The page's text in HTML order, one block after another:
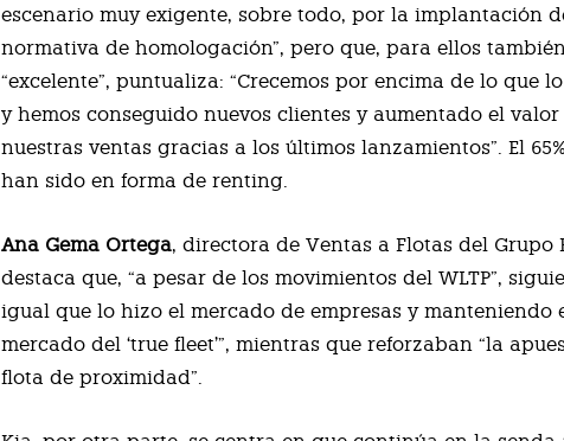
escenario muy exigente, sobre todo, por la implantación
normativa de homologación”, pero que, para ellos
“excelente”, puntualiza: “Crecemos por encima de lo que
y hemos conseguido nuevos clientes y aumentado el
nuestras ventas gracias a los últimos lanzamientos”. El
han sido en forma de renting.
Ana Gema Ortega, directora de Ventas a Flotas del Grupo
destaca que, “a pesar de los movimientos del WLTP”,
igual que lo hizo el mercado de empresas y manteniendo
mercado del ‘true fleet’”, mientras que reforzaban “la
flota de proximidad”.